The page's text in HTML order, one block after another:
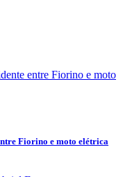
Fiorino e moto elétrica